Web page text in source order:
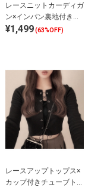
レースニットカーディガ
ン×インパン裏地付きプ
リーツスカートセットア
¥1,499(63%OFF)
レースアップトップス×
カップ付きチューブトッ